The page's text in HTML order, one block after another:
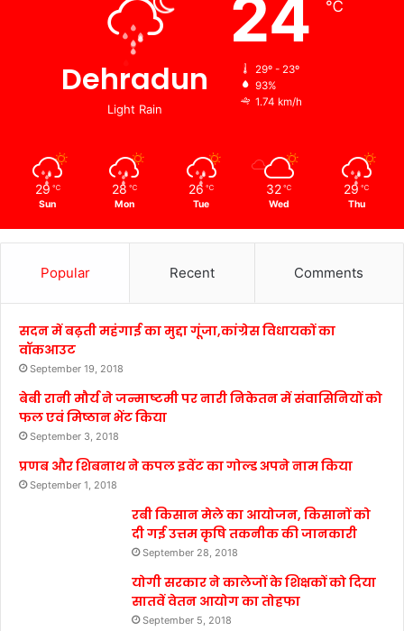
Dehradun
Light Rain
24 ℃
29º - 23º
93%
1.74 km/h
29 ℃
Sun
28 ℃
Mon
26 ℃
Tue
32 ℃
Wed
29 ℃
Thu
Popular Recent Comments
सदन में बढ़ती महंगाई का मुद्दा गूंजा,कांग्रेस विधायकों का
वॉकआउट
September 19, 2018
बेबी रानी मौर्य ने जन्माष्टमी पर नारी निकेतन में संवासिनियों को
फल एवं मिष्ठान भेंट किया
September 3, 2018
प्रणब और शिबनाथ ने कपल इवेंट का गोल्ड अपने नाम किया
September 1, 2018
रबी किसान मेले का आयोजन, किसानों को
दी गई उत्तम कृषि तकनीक की जानकारी
September 28, 2018
योगी सरकार ने कालेजों के शिक्षकों को दिया
सातवें वेतन आयोग का तोहफा
September 5, 2018